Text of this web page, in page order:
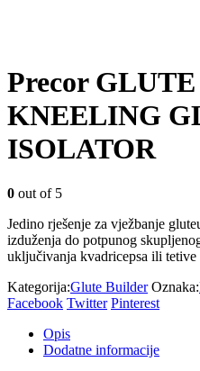
Precor
KNEELING
ISOLATOR
0 out of 5
Jedino rješenje za vježbanje
izduženja do potpunog
uključivanja kvadricepsa ili tetive
Kategorija:Glute Builder Oznaka:
Facebook Twitter Pinterest
Opis
Dodatne informacije